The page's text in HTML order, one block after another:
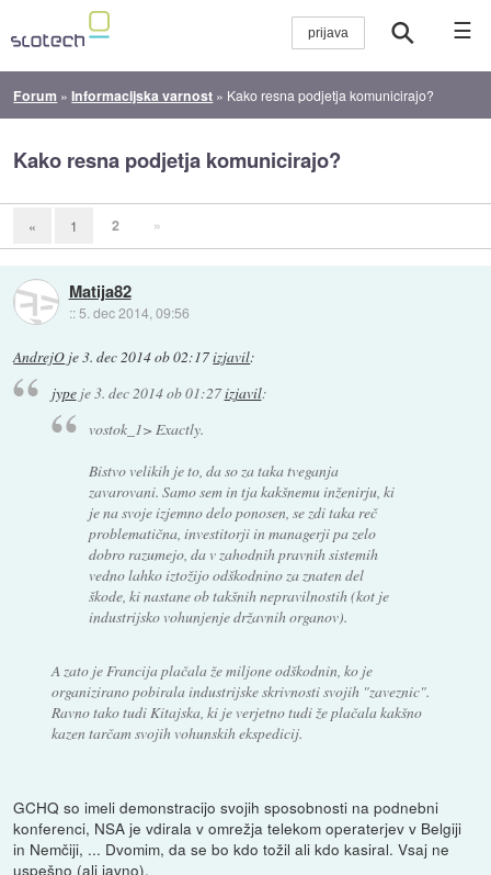
☰
Forum »Informacijska varnost » Kako resna podjetja komunicirajo?
Kako resna podjetja komunicirajo?
« 1 2 »
Matija82
:: 5. dec 2014, 09:56
AndrejO je3. dec 2014 ob 02:17izjavil:
jypeje3. dec 2014 ob 01:27izjavil:
vostok_1> Exactly.
Bistvo velikih je to, da so za taka tveganja
zavarovani. Samo sem in tja kakšnemu inženirju, ki
je na svoje izjemno delo ponosen, se zdi taka reč
problematična, investitorji in managerji pa zelo
dobro razumejo, da v zahodnih pravnih sistemih
vedno lahko iztožijo odškodnino za znaten del
škode, ki nastane ob takšnih nepravilnostih (kot je
industrijsko vohunjenje državnih organov).
A zato je Francija plačala že miljone odškodnin, ko je
organizirano pobirala industrijske skrivnosti svojih "zaveznic".
Ravno tako tudi Kitajska, ki je verjetno tudi že plačala kakšno
kazen tarčam svojih vohunskih ekspedicij.
GCHQ so imeli demonstracijo svojih sposobnosti na podnebni
konferenci, NSA je vdirala v omrežja telekom operaterjev v Belgiji
in Nemčiji, ... Dvomim, da se bo kdo tožil ali kdo kasiral. Vsaj ne
uspešno (ali javno).